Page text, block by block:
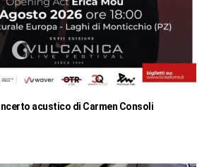
acustico di Carmen Consoli